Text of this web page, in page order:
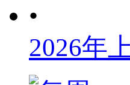
•
2026年